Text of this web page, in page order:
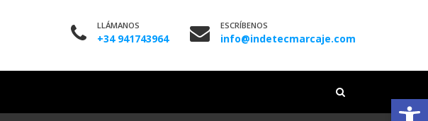
LLÁMANOS
+34 941743964
ESCRÍBENOS
info@indetecmarcaje.com